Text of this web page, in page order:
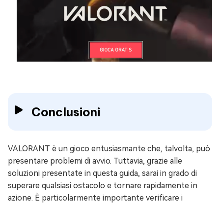
Conclusioni
VALORANT è un gioco entusiasmante che, talvolta, può
presentare problemi di avvio. Tuttavia, grazie alle
soluzioni presentate in questa guida, sarai in grado di
superare qualsiasi ostacolo e tornare rapidamente in
azione. È particolarmente importante verificare i